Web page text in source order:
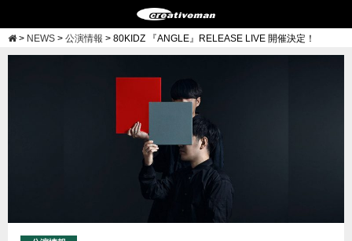
> NEWS > 公演情報 > 80KIDZ 『ANGLE』RELEASE LIVE 開催決定！